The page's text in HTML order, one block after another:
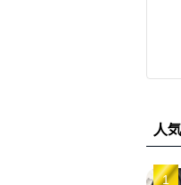
人